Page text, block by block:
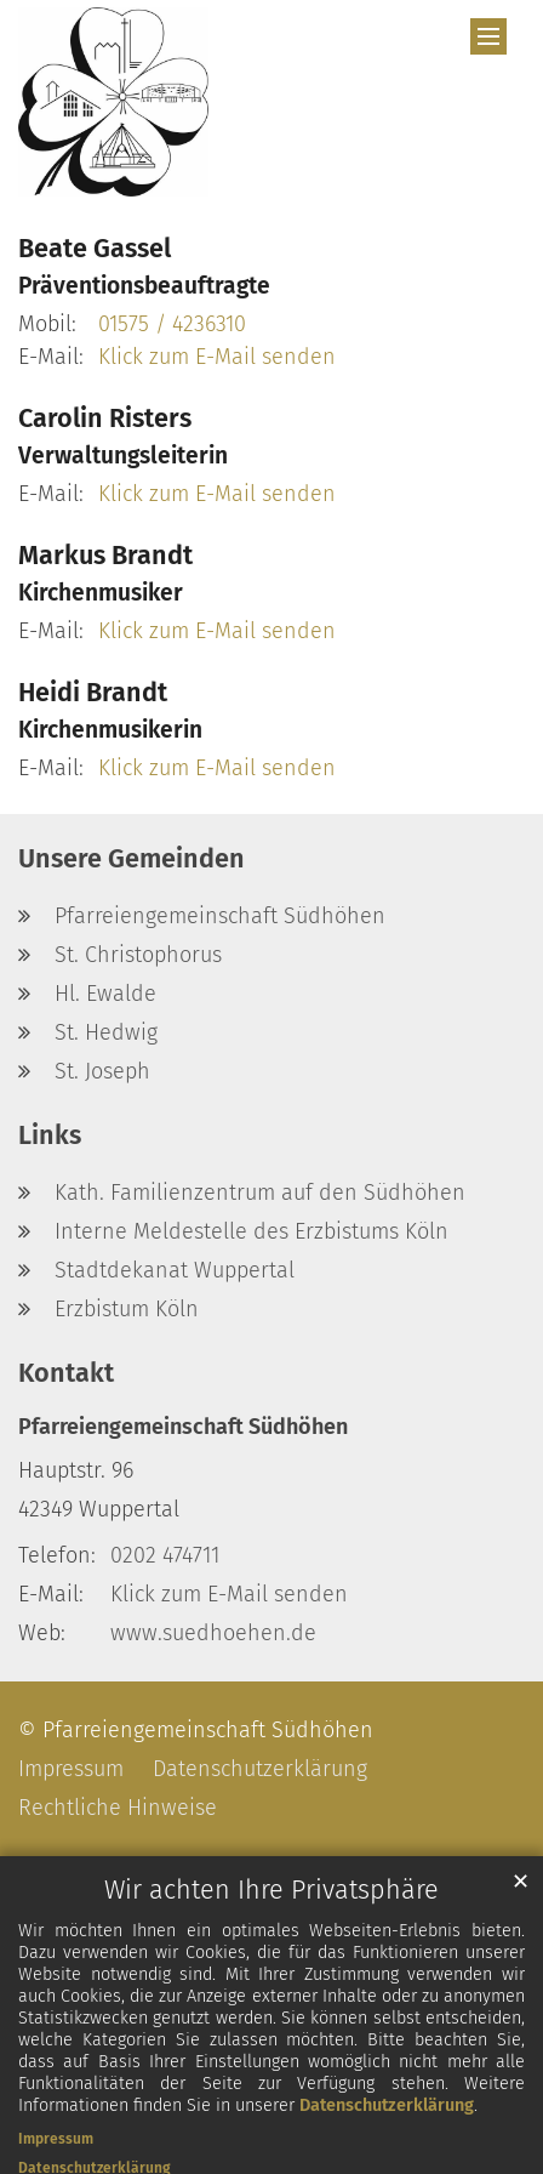
Wir achten Ihre Privatsphäre
Wir möchten Ihnen ein optimales Webseiten-Erlebnis bieten.
Dazu verwenden wir Cookies, die für das Funktionieren unserer
Website notwendig sind. Mit Ihrer Zustimmung verwenden wir
auch Cookies, die zur Anzeige externer Inhalte oder zu anonymen
Statistikzwecken genutzt werden. Sie können selbst entscheiden,
welche Kategorien Sie zulassen möchten. Bitte beachten Sie,
dass auf Basis Ihrer Einstellungen womöglich nicht mehr alle
Funktionalitäten der Seite zur Verfügung stehen. Weitere
Informationen finden Sie in unserer Datenschutzerklärung.
✕
Impressum
Datenschutzerklärung
Zum Inhalt springen
BeateGassel
Präventionsbeauftragte
Mobil:
01575 / 4236310
E-Mail:
Klick zum E-Mail senden
Carolin Risters
Verwaltungsleiterin
E-Mail: Klick zum E-Mail senden
Markus Brandt
Kirchenmusiker
E-Mail: Klick zum E-Mail senden
Heidi Brandt
Kirchenmusikerin
E-Mail: Klick zum E-Mail senden
Unsere Gemeinden
Pfarreiengemeinschaft Südhöhen
St. Christophorus
Hl. Ewalde
St. Hedwig
St. Joseph
Links
Kath. Familienzentrum auf den Südhöhen
Interne Meldestelle des Erzbistums Köln
Stadtdekanat Wuppertal
Erzbistum Köln
Kontakt
Pfarreiengemeinschaft Südhöhen
Hauptstr. 96
42349 Wuppertal
Telefon:
0202 474711
E-Mail:
Klick zum E-Mail senden
Web:
www.suedhoehen.de
© Pfarreiengemeinschaft Südhöhen
Impressum
Datenschutzerklärung
Rechtliche Hinweise